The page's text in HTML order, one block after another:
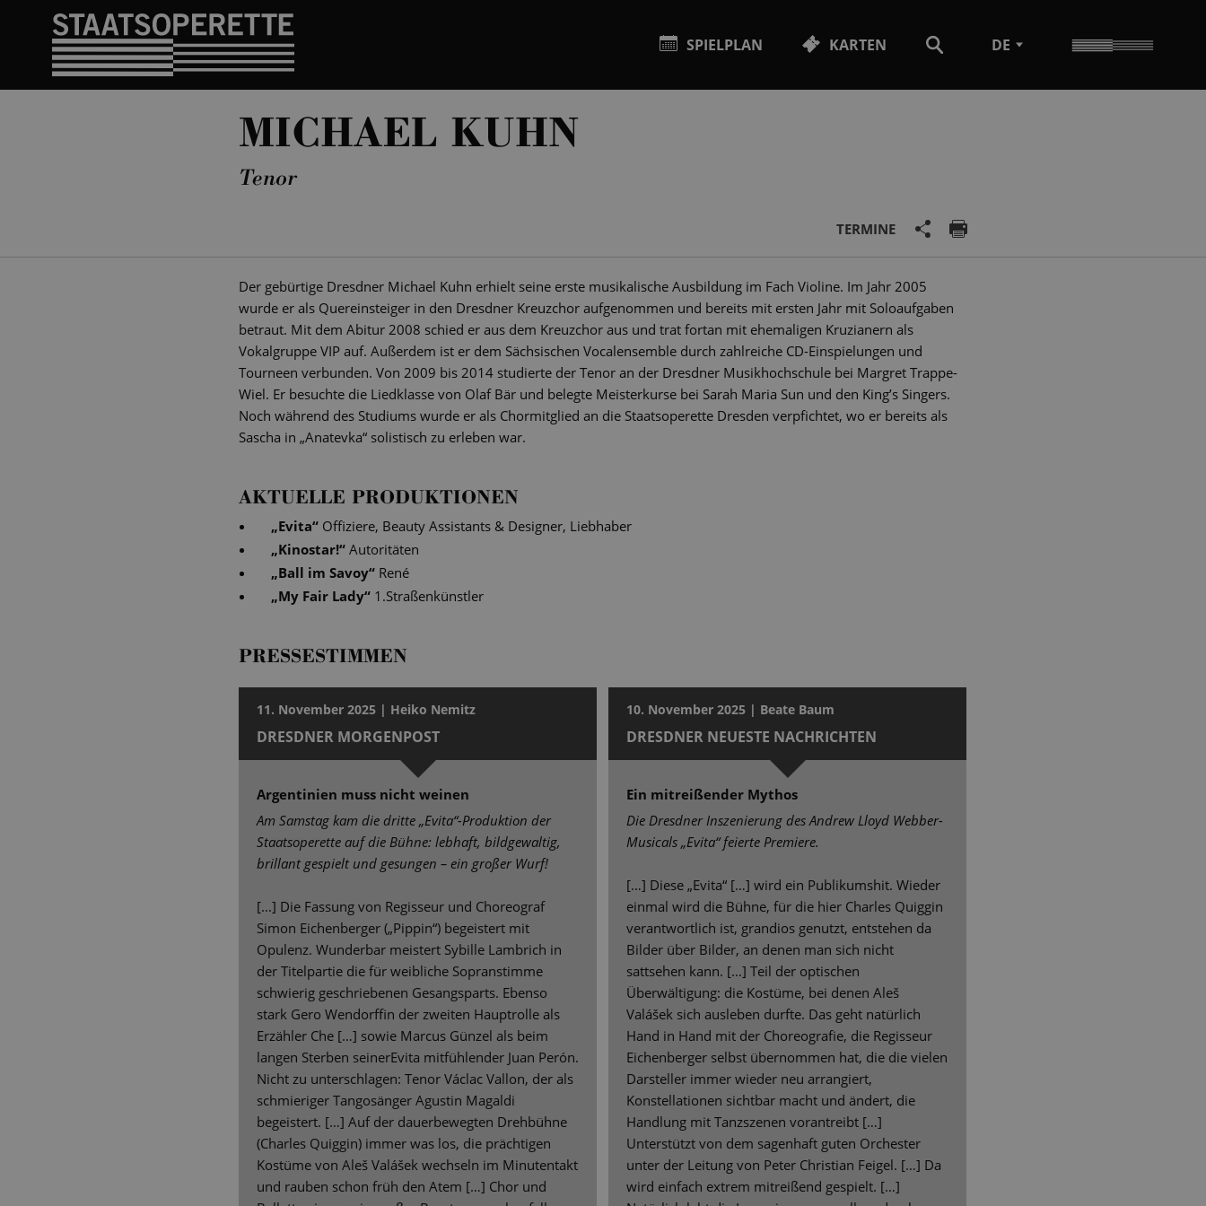
SPIELPLAN KARTEN DE
MICHAEL KUHN
Tenor
TERMINE
Der gebürtige Dresdner Michael Kuhn erhielt seine erste musikalische Ausbildung im Fach Violine. Im Jahr 2005
wurde er als Quereinsteiger in den Dresdner Kreuzchor aufgenommen und bereits mit ersten Jahr mit Soloaufgaben
betraut. Mit dem Abitur 2008 schied er aus dem Kreuzchor aus und trat fortan mit ehemaligen Kruzianern als
Vokalgruppe VIP auf. Außerdem ist er dem Sächsischen Vocalensemble durch zahlreiche CD-Einspielungen und
Tourneen verbunden. Von 2009 bis 2014 studierte der Tenor an der Dresdner Musikhochschule bei Margret Trappe-
Wiel. Er besuchte die Liedklasse von Olaf Bär und belegte Meisterkurse bei Sarah Maria Sun und den Kingʼs Singers.
Noch während des Studiums wurde er als Chormitglied an die Staatsoperette Dresden verpfichtet, wo er bereits als
Sascha in „Anatevka“ solistisch zu erleben war.
AKTUELLE PRODUKTIONEN
„Evita“ Offiziere, Beauty Assistants & Designer, Liebhaber
„Kinostar!“ Autoritäten
„Ball im Savoy“ René
„My Fair Lady“ 1.Straßenkünstler
PRESSESTIMMEN
11. November 2025 | Heiko Nemitz
DRESDNER MORGENPOST
Argentinien muss nicht weinen
Am Samstag kam die dritte „Evita“-Produktion der
Staatsoperette auf die Bühne: lebhaft, bildgewaltig,
brillant gespielt und gesungen – ein großer Wurf!
[...] Die Fassung von Regisseur und Choreograf
Simon Eichenberger („Pippin“) begeistert mit
Opulenz. Wunderbar meistert Sybille Lambrich in
der Titelpartie die für weibliche Sopranstimme
schwierig geschriebenen Gesangsparts. Ebenso
stark Gero Wendorffin der zweiten Hauptrolle als
Erzähler Che […] sowie Marcus Günzel als beim
langen Sterben seinerEvita mitfühlender Juan Perón.
Nicht zu unterschlagen: Tenor Václac Vallon, der als
schmieriger Tangosänger Agustin Magaldi
begeistert. […] Auf der dauerbewegten Drehbühne
(Charles Quiggin) immer was los, die prächtigen
Kostüme von Aleš Valášek wechseln im Minutentakt
und rauben schon früh den Atem […] Chor und
10. November 2025 | Beate Baum
DRESDNER NEUESTE NACHRICHTEN
Ein mitreißender Mythos
Die Dresdner Inszenierung des Andrew Lloyd Webber-
Musicals „Evita“ feierte Premiere.
[…] Diese „Evita“ […] wird ein Publikumshit. Wieder
einmal wird die Bühne, für die hier Charles Quiggin
verantwortlich ist, grandios genutzt, entstehen da
Bilder über Bilder, an denen man sich nicht
sattsehen kann. […] Teil der optischen
Überwältigung: die Kostüme, bei denen Aleš
Valášek sich ausleben durfte. Das geht natürlich
Hand in Hand mit der Choreografie, die Regisseur
Eichenberger selbst übernommen hat, die die vielen
Darsteller immer wieder neu arrangiert,
Konstellationen sichtbar macht und ändert, die
Handlung mit Tanzszenen vorantreibt […]
Unterstützt von dem sagenhaft guten Orchester
unter der Leitung von Peter Christian Feigel. […] Da
wird einfach extrem mitreißend gespielt. […]